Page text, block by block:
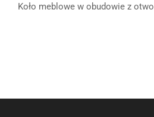
Koło meblowe w obudowie z